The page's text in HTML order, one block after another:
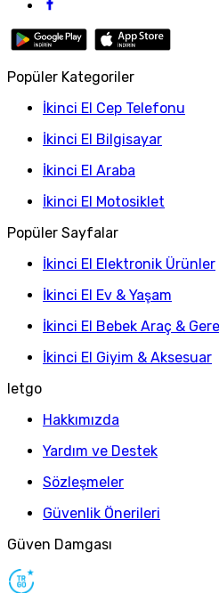
Popüler Kategoriler
İkinci El Cep Telefonu
İkinci El Bilgisayar
İkinci El Araba
İkinci El Motosiklet
Popüler Sayfalar
İkinci El Elektronik Ürünler
İkinci El Ev & Yaşam
İkinci El Bebek Araç &
İkinci El Giyim & Aksesuar
letgo
Hakkımızda
Yardım ve Destek
Sözleşmeler
Güvenlik Önerileri
Güven Damgası